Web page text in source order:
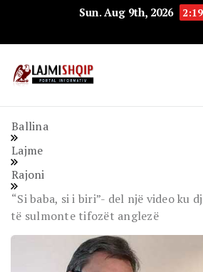
Sun. Aug 9th, 2026
Ballina
Lajme
Rajoni
“Si baba, si i biri”- del një video ku
të sulmonte tifozët anglezë